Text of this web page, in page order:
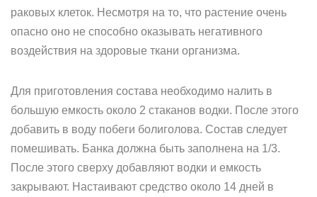
раковых клеток. Несмотря на то, что растение очень
опасно оно не способно оказывать негативного
воздействия на здоровые ткани организма.
Для приготовления состава необходимо налить в
большую емкость около 2 стаканов водки. После этого
добавить в воду побеги болиголова. Состав следует
помешивать. Банка должна быть заполнена на 1/3.
После этого сверху добавляют водки и емкость
закрывают. Настаивают средство около 14 дней в